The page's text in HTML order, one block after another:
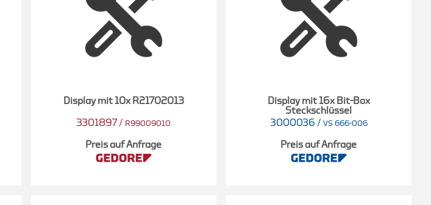
Display mit 10x R21702013
3301897 / R99009010
Preis auf Anfrage
Display mit 16x Bit-Box
Steckschlüssel
3000036 / VS 666-006
Preis auf Anfrage